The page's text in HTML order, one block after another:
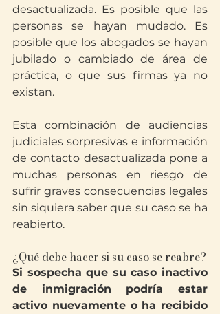
desactualizada. Es posible que las
personas se hayan mudado. Es
posible que los abogados se hayan
jubilado o cambiado de área de
práctica, o que sus firmas ya no
existan.
Esta combinación de audiencias
judiciales sorpresivas e información
de contacto desactualizada pone a
muchas personas en riesgo de
sufrir graves consecuencias legales
sin siquiera saber que su caso se ha
reabierto.
¿Qué debe hacer si su caso se reabre?
Si sospecha que su caso inactivo
de inmigración podría estar
activo nuevamente o ha recibido